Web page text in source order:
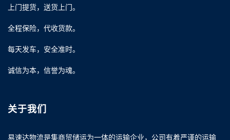
上门提货，送货上门。
全程保险，代收货款。
每天发车，安全准时。
诚信为本，信誉为魂。
关于我们
易速达物流是集商贸储运为一体的运输企业，公司有着严谨的运输